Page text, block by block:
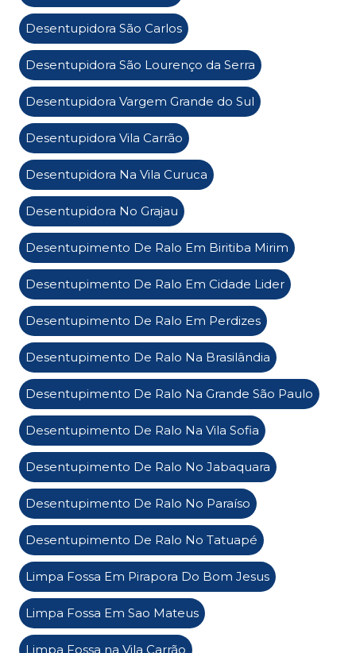
Desentupidora São Carlos
Desentupidora São Lourenço da Serra
Desentupidora Vargem Grande do Sul
Desentupidora Vila Carrão
Desentupidora Na Vila Curuca
Desentupidora No Grajau
Desentupimento De Ralo Em Biritiba Mirim
Desentupimento De Ralo Em Cidade Lider
Desentupimento De Ralo Em Perdizes
Desentupimento De Ralo Na Brasilândia
Desentupimento De Ralo Na Grande São Paulo
Desentupimento De Ralo Na Vila Sofia
Desentupimento De Ralo No Jabaquara
Desentupimento De Ralo No Paraíso
Desentupimento De Ralo No Tatuapé
Limpa Fossa Em Pirapora Do Bom Jesus
Limpa Fossa Em Sao Mateus
Limpa Fossa na Vila Carrão